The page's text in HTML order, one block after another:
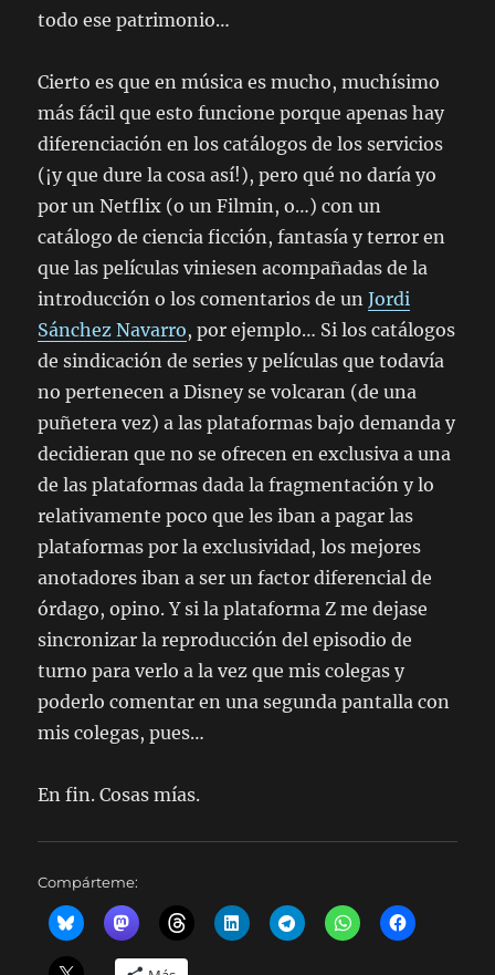
todo ese patrimonio…
Cierto es que en música es mucho, muchísimo
más fácil que esto funcione porque apenas hay
diferenciación en los catálogos de los servicios
(¡y que dure la cosa así!), pero qué no daría yo
por un Netflix (o un Filmin, o…) con un
catálogo de ciencia ficción, fantasía y terror en
que las películas viniesen acompañadas de la
introducción o los comentarios de unJordi
Sánchez Navarro, por ejemplo… Si los catálogos
de sindicación de series y películas que todavía
no pertenecen a Disney se volcaran (de una
puñetera vez) a las plataformas bajo demanda y
decidieran que no se ofrecen en exclusiva a una
de las plataformas dada la fragmentación y lo
relativamente poco que les iban a pagar las
plataformas por la exclusividad, los mejores
anotadores iban a ser un factor diferencial de
órdago, opino. Y si la plataforma Z me dejase
sincronizar la reproducción del episodio de
turno para verlo a la vez que mis colegas y
poderlo comentar en una segunda pantalla con
mis colegas, pues…
En fin. Cosas mías.
Compárteme: